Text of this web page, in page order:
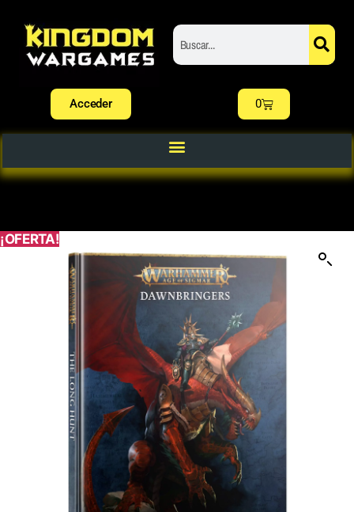
Acceder 0
¡OFERTA!